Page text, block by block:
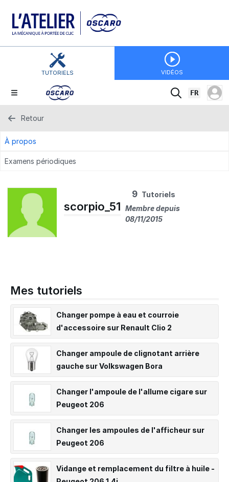
TUTORIELS VIDÉOS
FR
Retour
À propos
Examens périodiques
scorpio_51
9 Tutoriels
Membre depuis
08/11/2015
Mes tutoriels
Changer pompe à eau et courroie
d'accessoire sur Renault Clio 2
Changer ampoule de clignotant arrière
gauche sur Volkswagen Bora
Changer l'ampoule de l'allume cigare sur
Peugeot 206
Changer les ampoules de l'afficheur sur
Peugeot 206
Vidange et remplacement du filtre à huile -